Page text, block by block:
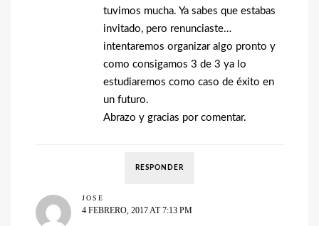
tuvimos mucha. Ya sabes que estabas
invitado, pero renunciaste…
intentaremos organizar algo pronto y
como consigamos 3 de 3 ya lo
estudiaremos como caso de éxito en
un futuro.
Abrazo y gracias por comentar.
RESPONDER
JOSE
4 FEBRERO, 2017 AT 7:13 PM